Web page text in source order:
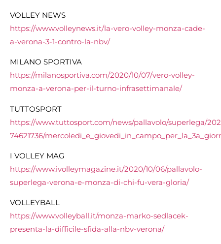
VOLLEY NEWS
https://www.volleynews.it/la-vero-volley-monza-cade-
a-verona-3-1-contro-la-nbv/
MILANO SPORTIVA
https://milanosportiva.com/2020/10/07/vero-volley-
monza-a-verona-per-il-turno-infrasettimanale/
TUTTOSPORT
https://www.tuttosport.com/news/pallavolo/superlega/
74621736/
I VOLLEY MAG
https://www.ivolleymagazine.it/2020/10/06/pallavolo-
superlega-verona-e-monza-di-chi-fu-vera-gloria/
VOLLEYBALL
https://www.volleyball.it/monza-marko-sedlacek-
presenta-la-difficile-sfida-alla-nbv-verona/